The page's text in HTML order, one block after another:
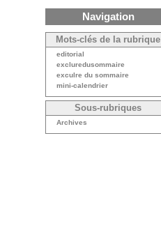
Navigation
Mots-clés de la rubrique
editorial
excluredusommaire
exculre du sommaire
mini-calendrier
Sous-rubriques
Archives